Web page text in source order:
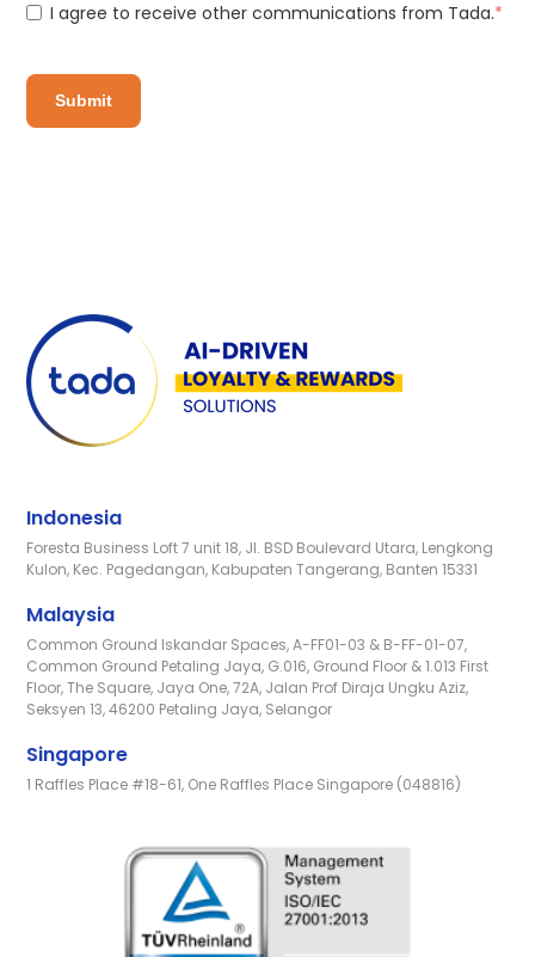
I agree to receive other communications from Tada.*
Indonesia
Foresta Business Loft 7 unit 18, Jl. BSD Boulevard Utara, Lengkong
Kulon, Kec. Pagedangan, Kabupaten Tangerang, Banten 15331
Malaysia
Common Ground Iskandar Spaces, A-FF01-03 & B-FF-01-07,
Common Ground Petaling Jaya, G.016, Ground Floor & 1.013 First
Floor, The Square, Jaya One, 72A, Jalan Prof Diraja Ungku Aziz,
Seksyen 13, 46200 Petaling Jaya, Selangor
Singapore
1 Raffles Place #18-61, One Raffles Place Singapore (048816)